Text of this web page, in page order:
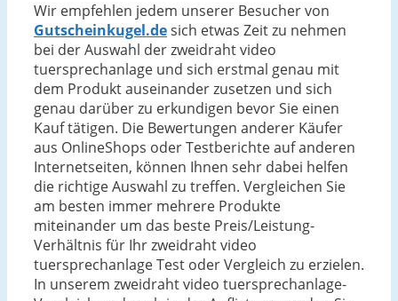
Wir empfehlen jedem unserer Besucher von
Gutscheinkugel.desich etwas Zeit zu nehmen
bei der Auswahl der zweidraht video
tuersprechanlage und sich erstmal genau mit
dem Produkt auseinander zusetzen und sich
genau darüber zu erkundigen bevor Sie einen
Kauf tätigen. Die Bewertungen anderer Käufer
aus OnlineShops oder Testberichte auf anderen
Internetseiten, können Ihnen sehr dabei helfen
die richtige Auswahl zu treffen. Vergleichen Sie
am besten immer mehrere Produkte
miteinander um das beste Preis/Leistung-
Verhältnis für Ihr zweidraht video
tuersprechanlage Test oder Vergleich zu erzielen.
In unserem zweidraht video tuersprechanlage-